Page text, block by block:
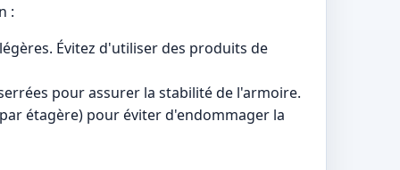
:
Évitez d'utiliser des produits de
pour assurer la stabilité de l'armoire.
étagère) pour éviter d'endommager la